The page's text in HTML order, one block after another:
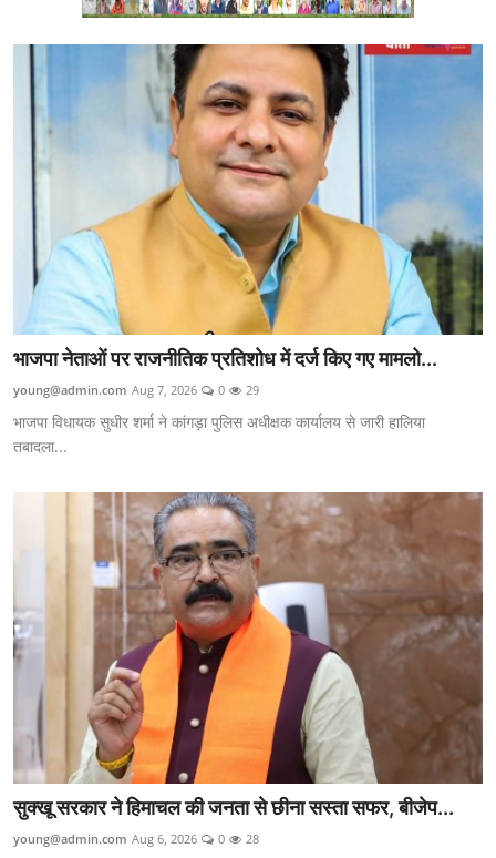
भाजपा नेताओं पर राजनीतिक प्रतिशोध में दर्ज किए गए मामलो...
young@admin.com Aug 7, 2026 0 29
भाजपा विधायक सुधीर शर्मा ने कांगड़ा पुलिस अधीक्षक कार्यालय से जारी हालिया
तबादला...
सुक्खू सरकार ने हिमाचल की जनता से छीना सस्ता सफर, बीजेप...
young@admin.com Aug 6, 2026 0 28